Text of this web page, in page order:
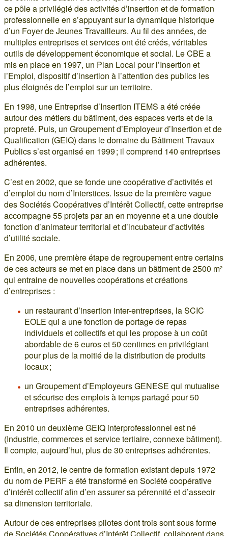
ce pôle a privilégié des activités d’insertion et de formation
professionnelle en s’appuyant sur la dynamique historique
d’un Foyer de Jeunes Travailleurs. Au fil des années, de
multiples entreprises et services ont été créés, véritables
outils de développement économique et social. Le CBE a
mis en place en 1997, un Plan Local pour l’Insertion et
l’Emploi, dispositif d’insertion à l’attention des publics les
plus éloignés de l’emploi sur un territoire.
En 1998, une Entreprise d’Insertion ITEMS a été créée
autour des métiers du bâtiment, des espaces verts et de la
propreté. Puis, un Groupement d’Employeur d’Insertion et de
Qualification (GEIQ) dans le domaine du Bâtiment Travaux
Publics s’est organisé en 1999 ; il comprend 140 entreprises
adhérentes.
C’est en 2002, que se fonde une coopérative d’activités et
d’emploi du nom d’Interstices. Issue de la première vague
des Sociétés Coopératives d’Intérêt Collectif, cette entreprise
accompagne 55 projets par an en moyenne et a une double
fonction d’animateur territorial et d’incubateur d’activités
d’utilité sociale.
En 2006, une première étape de regroupement entre certains
de ces acteurs se met en place dans un bâtiment de 2500 m²
qui entraine de nouvelles coopérations et créations
d’entreprises :
un restaurant d’insertion inter-entreprises, la SCIC
EOLE qui a une fonction de portage de repas
individuels et collectifs et qui les propose à un coût
abordable de 6 euros et 50 centimes en privilégiant
pour plus de la moitié de la distribution de produits
locaux ;
un Groupement d’Employeurs GENESE qui mutualise
et sécurise des emplois à temps partagé pour 50
entreprises adhérentes.
En 2010 un deuxième GEIQ interprofessionnel est né
(Industrie, commerces et service tertiaire, connexe bâtiment).
Il compte, aujourd’hui, plus de 30 entreprises adhérentes.
Enfin, en 2012, le centre de formation existant depuis 1972
du nom de PERF a été transformé en Société coopérative
d’intérêt collectif afin d’en assurer sa pérennité et d’asseoir
sa dimension territoriale.
Autour de ces entreprises pilotes dont trois sont sous forme